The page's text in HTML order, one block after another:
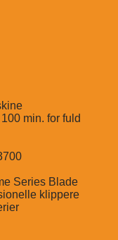
min. for fuld
Series Blade
klippere